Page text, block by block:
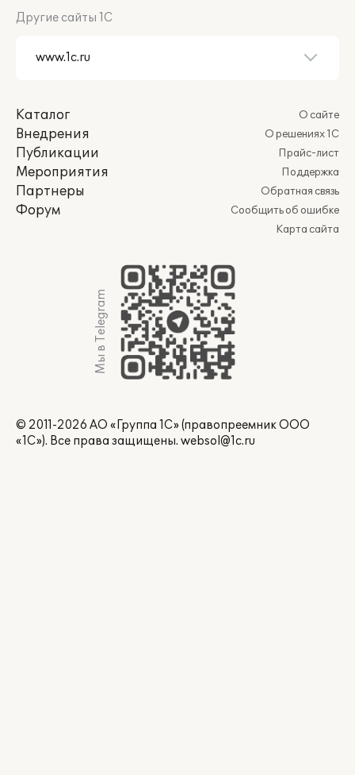
Другие сайты 1С
Каталог
Внедрения
Публикации
Мероприятия
Партнеры
Форум
О сайте
О решениях 1С
Прайс-лист
Поддержка
Обратная связь
Сообщить об ошибке
Карта сайта
Мы в Telegram
© 2011-2026 АО «Группа 1С» (правопреемник ООО
«1С»). Все права защищены. websol@1c.ru